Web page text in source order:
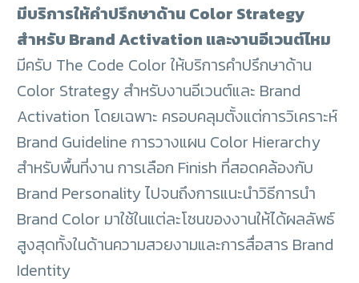
มีบริการให้คำปรึกษาด้าน Color Strategy
สำหรับ Brand Activation และงานอีเวนต์ไหม
มีครับ The Code Color ให้บริการคำปรึกษาด้าน
Color Strategy สำหรับงานอีเวนต์และ Brand
Activation โดยเฉพาะ ครอบคลุมตั้งแต่การวิเคราะห์
Brand Guideline การวางแผน Color Hierarchy
สำหรับพื้นที่งาน การเลือก Finish ที่สอดคล้องกับ
Brand Personality ไปจนถึงการแนะนำวิธีการนำ
Brand Color มาใช้ในแต่ละโซนของงานให้ได้ผลลัพธ์
สูงสุดทั้งในด้านความสวยงามและการสื่อสาร Brand
Identity